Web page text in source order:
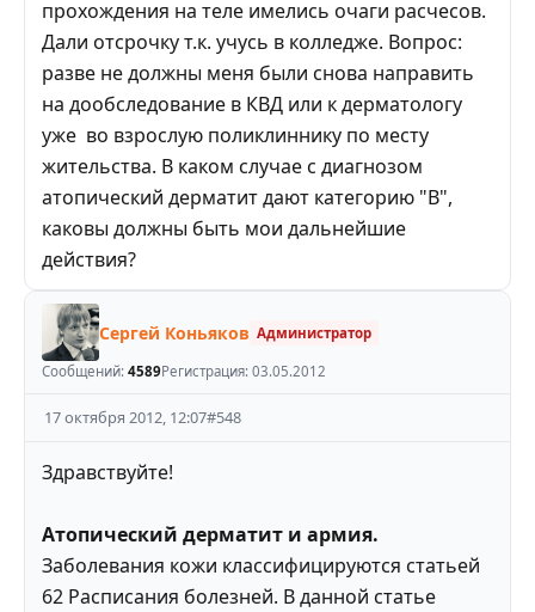
прохождения на теле имелись очаги расчесов.
Дали отсрочку т.к. учусь в колледже. Вопрос:
разве не должны меня были снова направить
на дообследование в КВД или к дерматологу
уже во взрослую поликлиннику по месту
жительства. В каком случае с диагнозом
атопический дерматит дают категорию "В",
каковы должны быть мои дальнейшие
действия?
Сергей Коньяков Администратор
Сообщений: 4589Регистрация: 03.05.2012
17 октября 2012, 12:07#548
Здравствуйте!
Атопический дерматит и армия.
Заболевания кожи классифицируются статьей
62 Расписания болезней. В данной статье